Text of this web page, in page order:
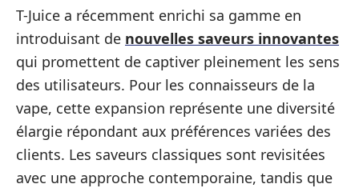
T-Juice a récemment enrichi sa gamme en
introduisant de nouvelles saveurs innovantes
qui promettent de captiver pleinement les sens
des utilisateurs. Pour les connaisseurs de la
vape, cette expansion représente une diversité
élargie répondant aux préférences variées des
clients. Les saveurs classiques sont revisitées
avec une approche contemporaine, tandis que